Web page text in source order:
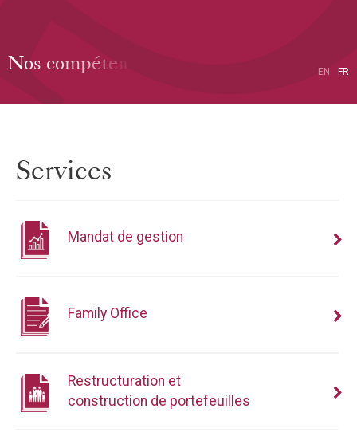
FR
EN
Services
Mandat de gestion
Family Office
Restructuration et
construction de portefeuilles